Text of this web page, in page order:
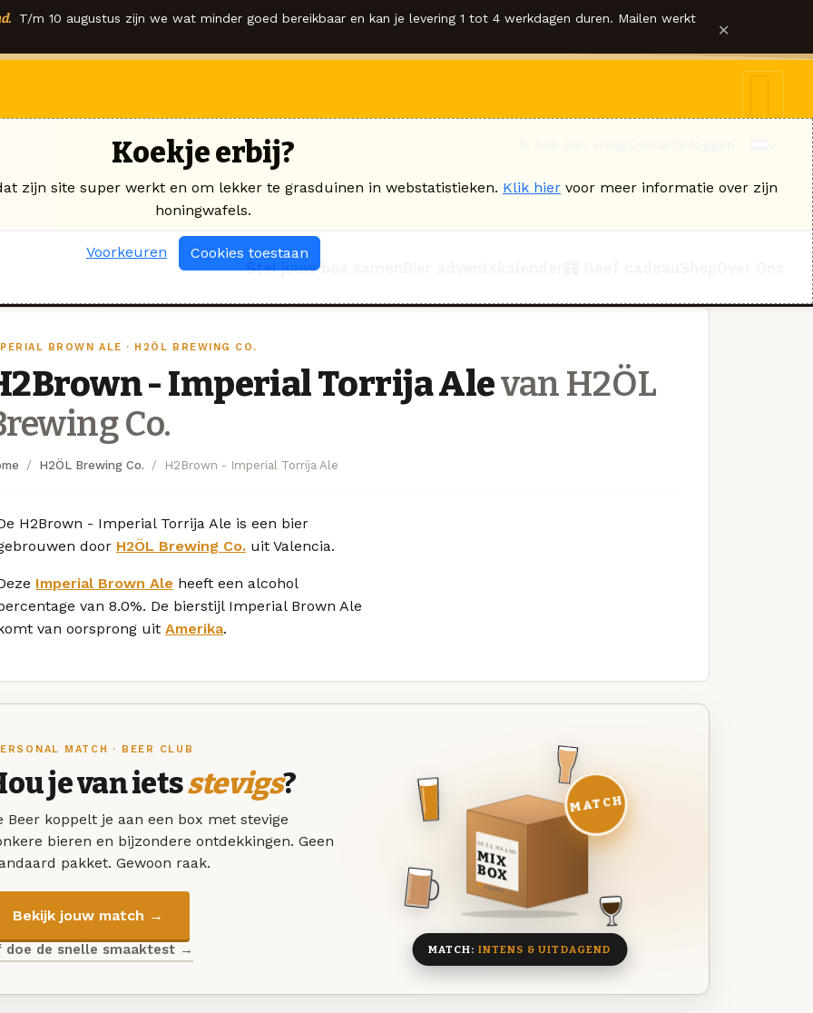
T/m 10 augustus zijn we wat minder goed bereikbaar en kan je levering 1 tot 4 werkdagen duren. Mailen werkt ×
Stel jouw box samen
BROWN ALE · H2ÖL BREWING CO.
- Imperial Torrija Alevan H2ÖL
Co.
H2ÖL Brewing Co. H2Brown - Imperial Torrija Ale
H2Brown - Imperial Torrija Ale is een bier
door H2ÖL Brewing Co. uit Valencia.
Imperial Brown Ale heeft een alcohol
van 8.0%. De bierstijl Imperial Brown Ale
van oorsprong uit Amerika.
MATCH · BEER CLUB
je van ietsstevigs?
Beer koppelt je aan een box met stevige
bieren en bijzondere ontdekkingen. Geen
pakket. Gewoon raak.
Bekijk jouw match →
doe de snelle smaaktest →
DEZE MAAND
MIX
BOX
8 BIEREN
MATCH
MATCH: INTENS & UITDAGEND
Koekje erbij?
zijn site super werkt en om lekker te grasduinen in webstatistieken. Klik hier voor meer informatie over zijn
honingwafels.
Voorkeuren Cookies toestaan